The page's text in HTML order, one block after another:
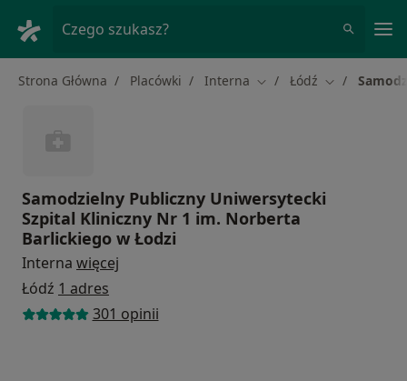
Czego szukasz?
Strona Główna Placówki Interna Zmień miasto
Łódź Zmień miasto
Samodzielny Publiczny Uniwersytecki
Szpital Kliniczny Nr 1 im. Norberta
Barlickiego w Łodzi
Interna więcej
Łódź 1 adres
301 opinii